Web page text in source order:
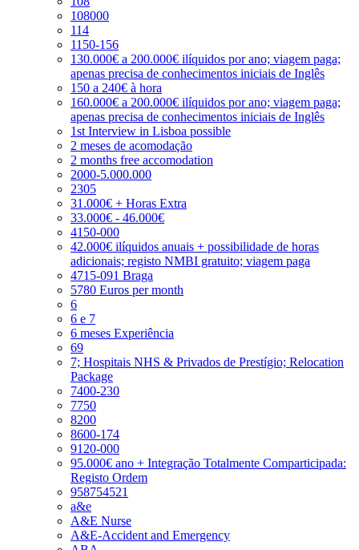
108000
114
1150-156
130.000€ a 200.000€ ilíquidos por ano; viagem paga;
apenas precisa de conhecimentos iniciais de Inglês
150 a 240€ à hora
160.000€ a 200.000€ ilíquidos por ano; viagem paga;
apenas precisa de conhecimentos iniciais de Inglês
1st Interview in Lisboa possible
2 meses de acomodação
2 months free accomodation
2000-5.000.000
2305
31.000€ + Horas Extra
33.000€ - 46.000€
4150-000
42.000€ ilíquidos anuais + possibilidade de horas
adicionais; registo NMBI gratuito; viagem paga
4715-091 Braga
5780 Euros per month
6
6 e 7
6 meses Experiência
69
7; Hospitais NHS & Privados de Prestígio; Relocation
Package
7400-230
7750
8200
8600-174
9120-000
95.000€ ano + Integração Totalmente Comparticipada:
Registo Ordem
958754521
a&e
A&E Nurse
A&E-Accident and Emergency